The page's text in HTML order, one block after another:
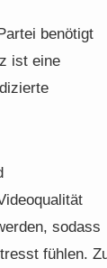
benötigt
ist eine
sodass
fühlen.